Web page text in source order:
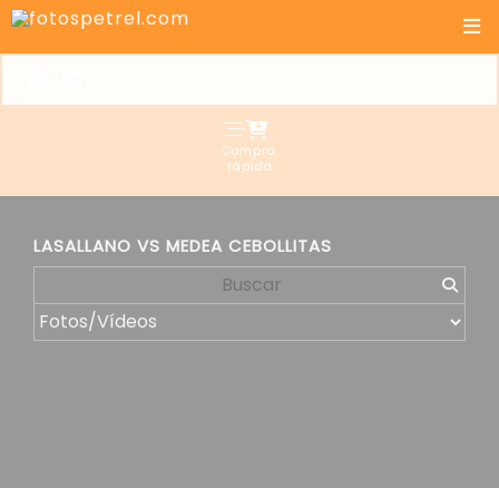
Compra
rápida
LASALLANO VS MEDEA CEBOLLITAS